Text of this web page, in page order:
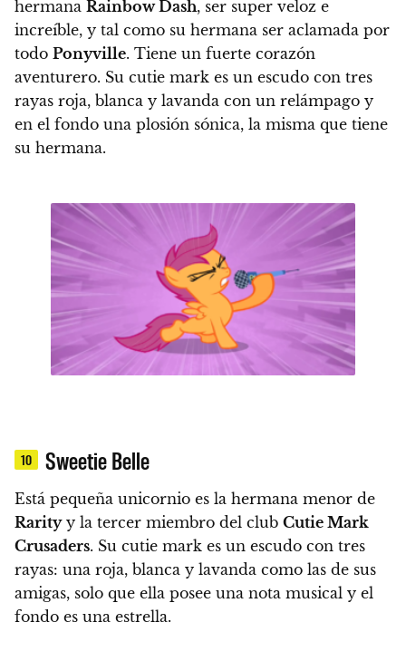
hermana Rainbow Dash, ser super veloz e
increíble, y tal como su hermana ser aclamada por
todo Ponyville. Tiene un fuerte corazón
aventurero. Su cutie mark es un escudo con tres
rayas roja, blanca y lavanda con un relámpago y
en el fondo una plosión sónica, la misma que tiene
su hermana.
10 Sweetie Belle
Está pequeña unicornio es la hermana menor de
Rarityy la tercer miembro del club Cutie Mark
Crusaders. Su cutie mark es un escudo con tres
rayas: una roja, blanca y lavanda como las de sus
amigas, solo que ella posee una nota musical y el
fondo es una estrella.